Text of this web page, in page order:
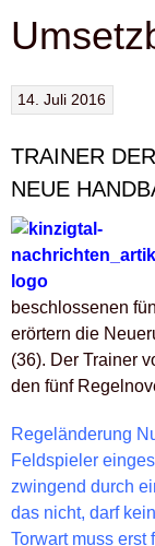
14. Juli 2016
TRAINER
NEUE
beschlossenen
erörtern die
(36). Der Trainer
den fünf
Regeländerung
Feldspieler
zwingend durch
das nicht, darf
Torwart muss